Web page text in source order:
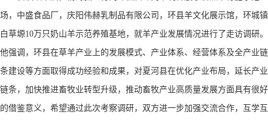
场，中盛食品厂，庆阳伟赫乳制品有限公司，环县羊文化展示馆，环城镇
白草塬10万只奶山羊示范养殖基地，就羊产业发展情况进行了走访调研。
他强调，环县在草羊产业上的发展模式、产业体系、经营体系及全产业链
条建设等方面取得成功经验和成果，对夏河县在优化产业布局，延长产业
链条，加快推进畜牧业转型升级，推动畜牧产业高质量发展方面具有很好
的借鉴意义，希望通过此次考察调研，双方进一步加强交流合作，互学互